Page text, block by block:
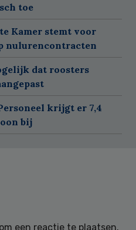
toe
Kamer stemt voor
nulurencontracten
dat roosters
krijgt er 7,4
bij
om een reactie te plaatsen.